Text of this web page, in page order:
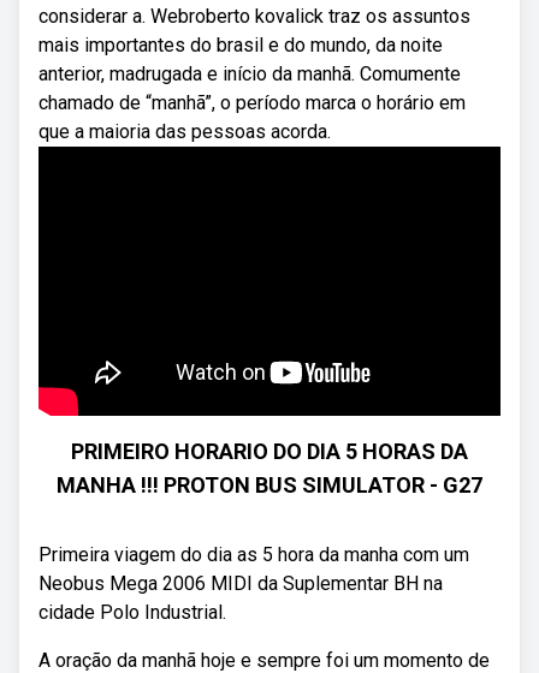
considerar a. Webroberto kovalick traz os assuntos
mais importantes do brasil e do mundo, da noite
anterior, madrugada e início da manhã. Comumente
chamado de “manhã”, o período marca o horário em
que a maioria das pessoas acorda.
PRIMEIRO HORARIO DO DIA 5 HORAS DA
MANHA !!! PROTON BUS SIMULATOR - G27
Primeira viagem do dia as 5 hora da manha com um
Neobus Mega 2006 MIDI da Suplementar BH na
cidade Polo Industrial.
A oração da manhã hoje e sempre foi um momento de